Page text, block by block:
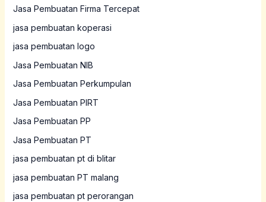
Jasa Pembuatan Firma Tercepat
jasa pembuatan koperasi
jasa pembuatan logo
Jasa Pembuatan NIB
Jasa Pembuatan Perkumpulan
Jasa Pembuatan PIRT
Jasa Pembuatan PP
Jasa Pembuatan PT
jasa pembuatan pt di blitar
jasa pembuatan PT malang
jasa pembuatan pt perorangan